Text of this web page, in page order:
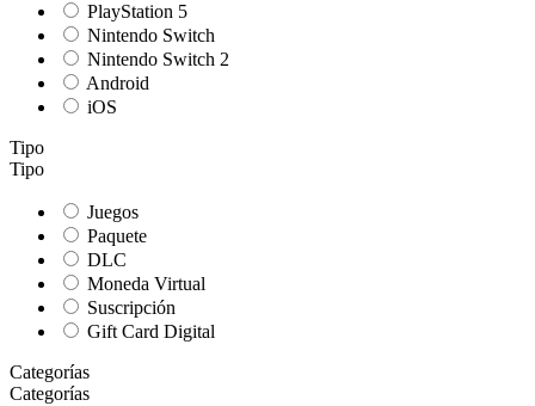
PlayStation 5
Nintendo Switch
Nintendo Switch 2
Android
iOS
Tipo
Tipo
Juegos
Paquete
DLC
Moneda Virtual
Suscripción
Gift Card Digital
Categorías
Categorías